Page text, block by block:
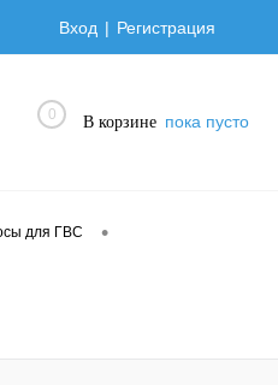
Вход Регистрация
0 В корзине пока пусто
для ГВС •